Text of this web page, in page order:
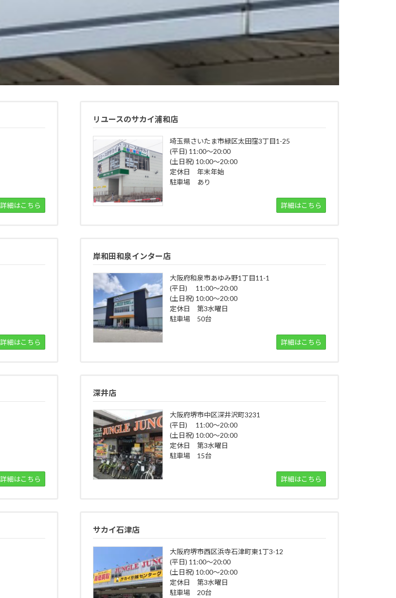
詳細はこちら
リユースのサカイ浦和店
埼玉県さいたま市緑区太田窪3丁目1-25
(平日) 11:00～20:00
(土日祝) 10:00～20:00
定休日 年末年始
駐車場 あり
詳細はこちら
詳細はこちら
岸和田和泉インター店
大阪府和泉市あゆみ野1丁目11-1
(平日) 11:00～20:00
(土日祝) 10:00～20:00
定休日 第3水曜日
駐車場 50台
詳細はこちら
詳細はこちら
深井店
大阪府堺市中区深井沢町3231
(平日) 11:00～20:00
(土日祝) 10:00～20:00
定休日 第3水曜日
駐車場 15台
詳細はこちら
サカイ石津店
大阪府堺市西区浜寺石津町東1丁3-12
(平日) 11:00～20:00
(土日祝) 10:00～20:00
定休日 第3水曜日
駐車場 20台